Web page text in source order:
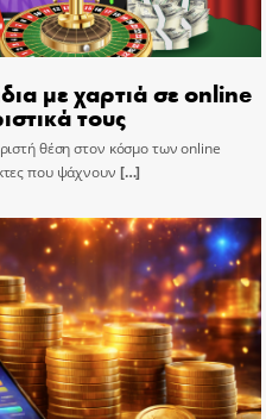
με χαρτιά σε online
τους
θέση στον κόσμο των online
που ψάχνουν […]